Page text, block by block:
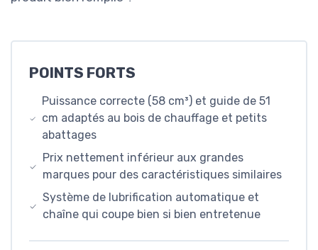
POINTS FORTS
Puissance correcte (58 cm³) et guide de 51
cm adaptés au bois de chauffage et petits
abattages
Prix nettement inférieur aux grandes
marques pour des caractéristiques similaires
Système de lubrification automatique et
chaîne qui coupe bien si bien entretenue